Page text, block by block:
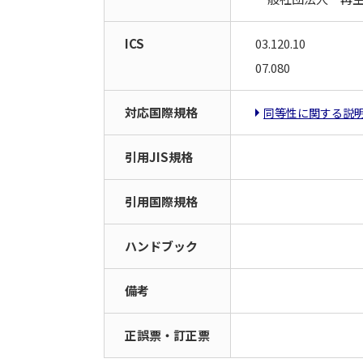
ICS
03.120.10
07.080
対応国際規格 同等性に関する説
引用JIS規格
引用国際規格
ハンドブック
備考
正誤票・訂正票